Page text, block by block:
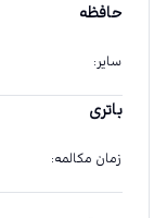
حافظه
سایر:
باتری
زمان مکالمه: